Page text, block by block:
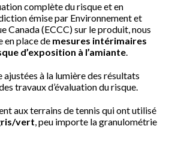
complète du risque et en
émise par Environnement et
Canada (ECCC) sur le produit, nous
en place de mesures intérimaires
d’exposition à l’amiante.
à la lumière des résultats
travaux d’évaluation du risque.
aux terrains de tennis qui ont utilisé
vert, peu importe la granulométrie